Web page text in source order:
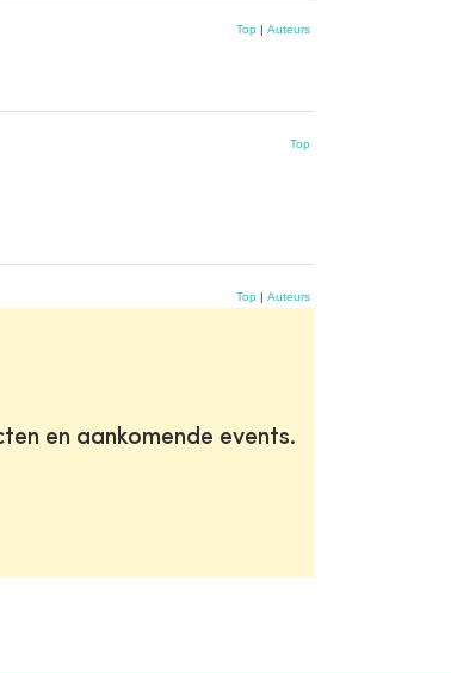
Top | Auteurs
Top
Top | Auteurs
en aankomende events.